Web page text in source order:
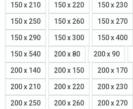
150 x 210 150 x 220 150 x 230
150 x 250 150 x 260 150 x 270
150 x 290 150 x 300 150 x 400
150 x 540 200 x 80 200 x 90
200 x 140 200 x 150 200 x 170
200 x 210 200 x 220 200 x 230
200 x 250 200 x 260 200 x 270